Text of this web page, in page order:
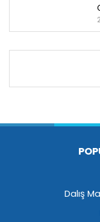
Dalış